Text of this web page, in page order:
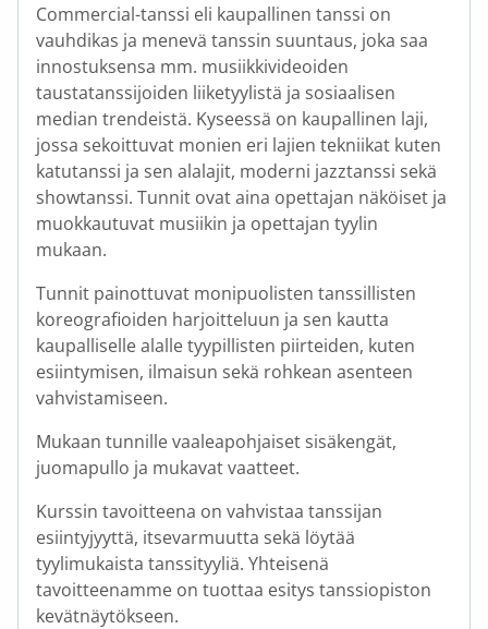
Commercial-tanssi eli kaupallinen tanssi on
vauhdikas ja menevä tanssin suuntaus, joka saa
innostuksensa mm. musiikkivideoiden
taustatanssijoiden liiketyylistä ja sosiaalisen
median trendeistä. Kyseessä on kaupallinen laji,
jossa sekoittuvat monien eri lajien tekniikat kuten
katutanssi ja sen alalajit, moderni jazztanssi sekä
showtanssi. Tunnit ovat aina opettajan näköiset ja
muokkautuvat musiikin ja opettajan tyylin
mukaan.
Tunnit painottuvat monipuolisten tanssillisten
koreografioiden harjoitteluun ja sen kautta
kaupalliselle alalle tyypillisten piirteiden, kuten
esiintymisen, ilmaisun sekä rohkean asenteen
vahvistamiseen.
Mukaan tunnille vaaleapohjaiset sisäkengät,
juomapullo ja mukavat vaatteet.
Kurssin tavoitteena on vahvistaa tanssijan
esiintyjyyttä, itsevarmuutta sekä löytää
tyylimukaista tanssityyliä. Yhteisenä
tavoitteenamme on tuottaa esitys tanssiopiston
kevätnäytökseen.